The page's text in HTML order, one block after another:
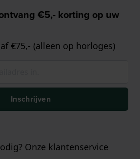
€5,- korting op uw
€75,- (alleen op horloges)
Inschrijven
Onze klantenservice